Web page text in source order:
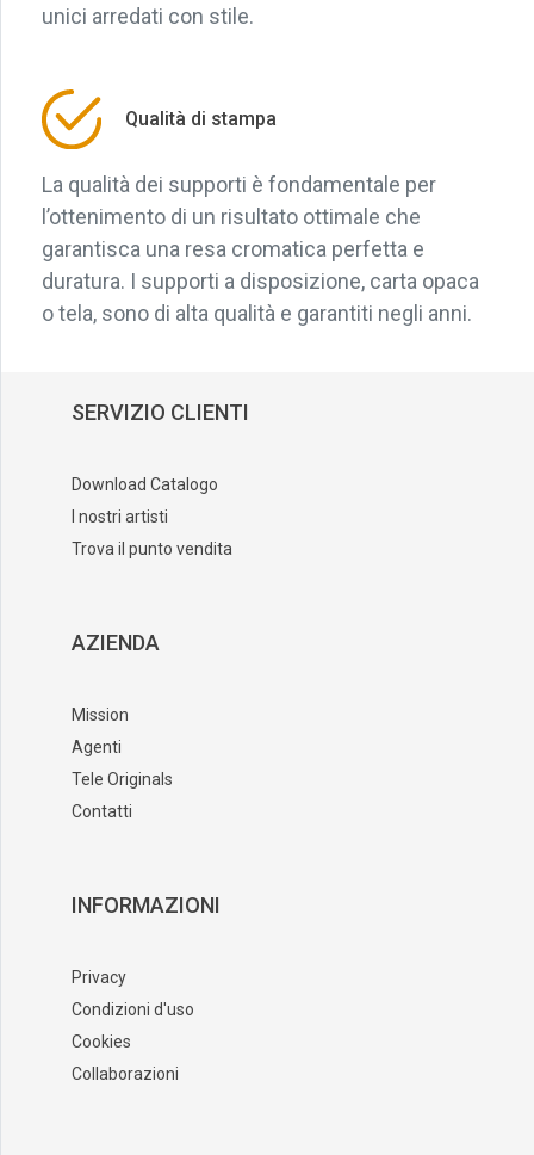
unici arredati con stile.
Qualità di stampa
La qualità dei supporti è fondamentale per
l’ottenimento di un risultato ottimale che
garantisca una resa cromatica perfetta e
duratura. I supporti a disposizione, carta opaca
o tela, sono di alta qualità e garantiti negli anni.
SERVIZIO CLIENTI
Download Catalogo
I nostri artisti
Trova il punto vendita
AZIENDA
Mission
Agenti
Tele Originals
Contatti
INFORMAZIONI
Privacy
Condizioni d'uso
Cookies
Collaborazioni